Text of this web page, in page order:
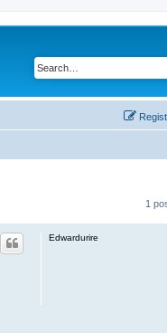
1
Edwardurire